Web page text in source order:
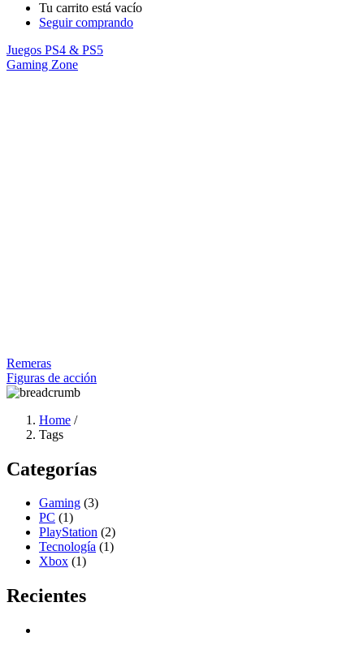
Tu carrito está vacío
Seguir comprando
Juegos PS4 & PS5
Gaming Zone
Remeras
Figuras de acción
Home /
Tags
Categorías
Gaming (3)
PC (1)
PlayStation (2)
Tecnología (1)
Xbox (1)
Recientes